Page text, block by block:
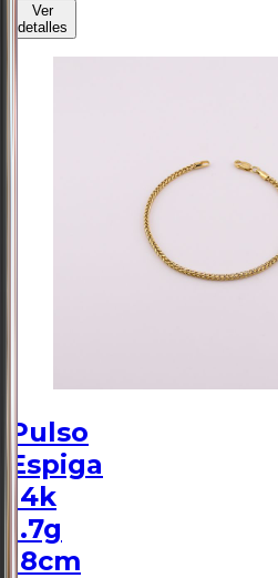
Ver
detalles
Pulso
Espiga
14k
1.7g
18cm